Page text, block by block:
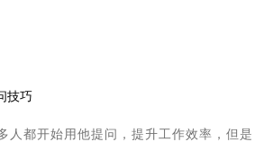
技巧
人都开始用他提问，提升工作效率，但是